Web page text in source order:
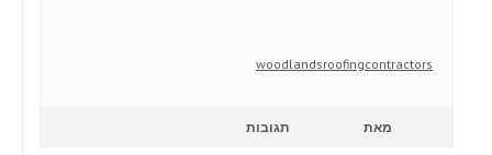
woodlandsroofingcontractors
מאת תגובות